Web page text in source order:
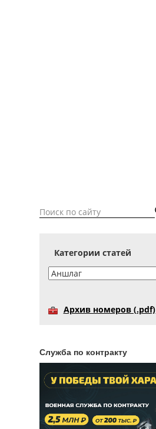
Категории статей
Архив номеров (.pdf)
Служба по контракту